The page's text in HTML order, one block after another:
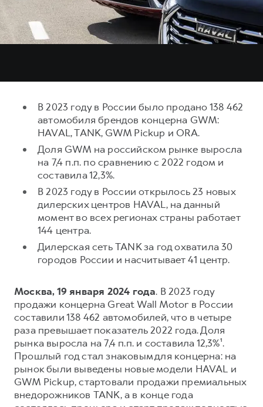
от 2 899 000 ₽ от 3 599 000 ₽
POER
от 3 449 000 ₽
Тест-драйв
Трейд-ин
Страхование
Кредит
КОРПОРАТИВНЫМ КЛИЕНТАМ
Для малого бизнеса
Корпоративным клиентам
Крупным корпоративным клиентам
Система управления автопарком
Сервис для корпоративных клиентов
АКСЕССУАРЫ HAVAL
Автомобильные аксессуары
Коллекция CITY
Коллекция Базовая
Коллекция Детская
СЕРВИСНОЕ ОБСЛУЖИВАНИЕ
Нулевое ТО
ПОДДЕРЖКА
GWM Безопасность
Гарантия HAVAL
Мобильное приложение GWM
Программа «HAVAL Защита+»
Руководства по эксплуатации
Подписки
Автомобильные аксессуары
Коллекция CITY
Коллекция Базовая
Коллекция Детская
О дилере
Наша команда
В 2023 году в России было продано 138 462
автомобиля брендов концерна GWM:
HAVAL, TANK, GWM Pickup и ORA.
Доля GWM на российском рынке выросла
на 7,4 п.п. по сравнению с 2022 годом и
составила 12,3%.
В 2023 году в России открылось 23 новых
дилерских центров HAVAL, на данный
момент во всех регионах страны работает
144 центра.
Дилерская сеть TANK за год охватила 30
городов России и насчитывает 41 центр.
Москва, 19 января 2024 года. В 2023 году
продажи концерна Great Wall Motor в России
составили 138 462 автомобилей, что в четыре
раза превышает показатель 2022 года. Доля
рынка выросла на 7,4 п.п. и составила 12,3%¹.
Прошлый год стал знаковым для концерна: на
рынок были выведены новые модели HAVAL и
GWM Pickup, стартовали продажи премиальных
внедорожников TANK, а в конце года